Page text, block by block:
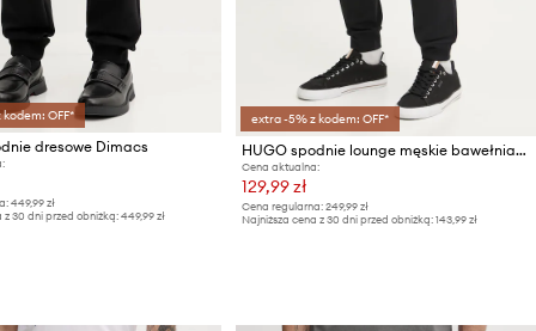
OFF*
dresowe Dimacs
449,99 zł
z 30 dni przed obniżką: 449,99 zł
extra -5% z kodem: OFF*
HUGO spodnie lounge męskie bawełniane z elastanem Laze Pants CW
Cena aktualna:
129,99 zł
Cena regularna: 249,99 zł
Najniższa cena z 30 dni przed obniżką: 143,99 zł